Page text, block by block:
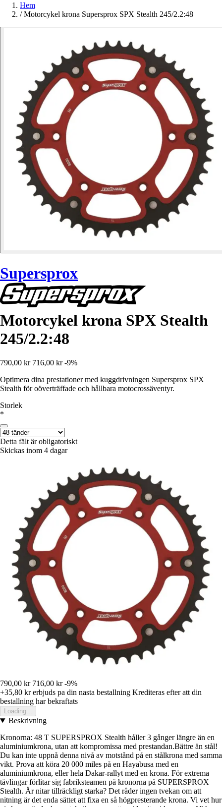
Hem
/ Motorcykel krona Supersprox SPX Stealth 245/2.2:48
Supersprox
Motorcykel krona SPX Stealth
245/2.2:48
790,00 kr 716,00 kr -9%
Optimera dina prestationer med kuggdrivningen Supersprox SPX
Stealth för oöverträffade och hållbara motocrossäventyr.
Storlek
*
Detta fält är obligatoriskt
Skickas inom 4 dagar
790,00 kr 716,00 kr -9%
+35,80 krerbjuds pa din nasta bestallning Krediteras efter att din
bestallning har bekraftats
Loading...
Beskrivning
Kronorna: 48 T SUPERSPROX Stealth håller 3 gånger längre än en
aluminiumkrona, utan att kompromissa med prestandan.Bättre än stål!
Du kan inte uppnå denna nivå av motstånd på en stålkrona med samma
vikt. Prova att köra 20 000 miles på en Hayabusa med en
aluminiumkrona, eller hela Dakar-rallyt med en krona. För extrema
tävlingar förlitar sig fabriksteamen på kronorna på SUPERSPROX
Stealth. Är nitar tillräckligt starka? Det råder ingen tvekan om att
nitning är det enda sättet att fixa en så högpresterande krona. Vi vet hur